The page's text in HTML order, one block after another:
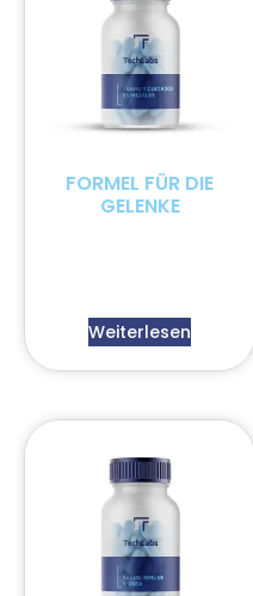
FORMEL FÜR DIE
GELENKE
Weiterlesen